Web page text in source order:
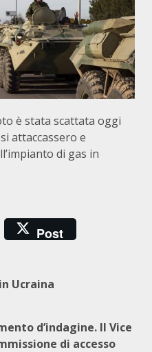
è stata scattata oggi
attaccassero e
di gas in
Post
Ucraina
d’indagine. Il Vice
di accesso